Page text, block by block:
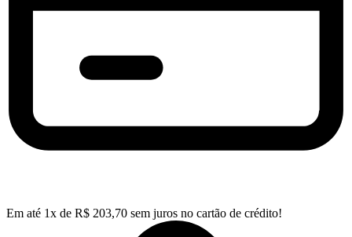
Em até 1x de R$ 203,70 sem juros no cartão de crédito!